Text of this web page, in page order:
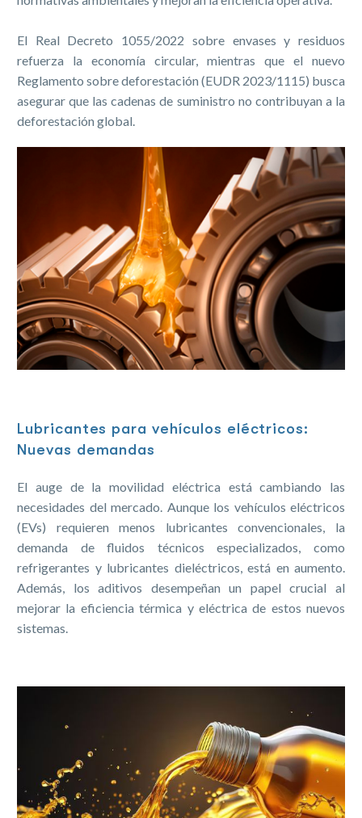
El Real Decreto 1055/2022 sobre envases y residuos
refuerza la economía circular, mientras que el nuevo
Reglamento sobre deforestación (EUDR 2023/1115) busca
asegurar que las cadenas de suministro no contribuyan a la
deforestación global.
Lubricantes para vehículos eléctricos:
Nuevas demandas
El auge de la movilidad eléctrica está cambiando las
necesidades del mercado. Aunque los vehículos eléctricos
(EVs) requieren menos lubricantes convencionales, la
demanda de fluidos técnicos especializados, como
refrigerantes y lubricantes dieléctricos, está en aumento.
Además, los aditivos desempeñan un papel crucial al
mejorar la eficiencia térmica y eléctrica de estos nuevos
sistemas.